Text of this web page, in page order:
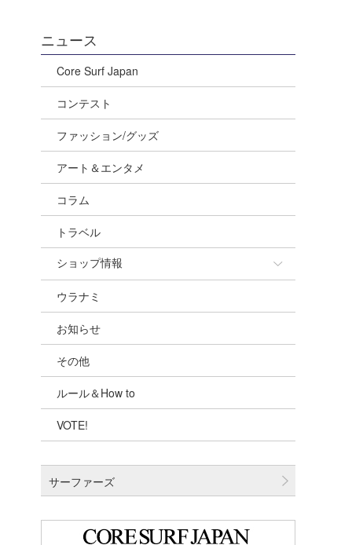
ニュース
Core Surf Japan
コンテスト
ファッション/グッズ
アート＆エンタメ
コラム
トラベル
ショップ情報
ショップ情報
湘南
千葉北
伊豆
千葉南
四国
沖縄
ウラナミ
お知らせ
その他
ルール＆How to
VOTE!
サーファーズ